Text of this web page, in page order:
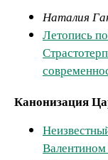
Наталия
Летопись
Канонизация